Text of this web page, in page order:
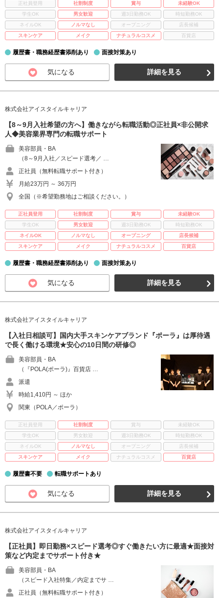
正社員登用 社割制度 賞与
未経験OK
学生OK
男女歓迎 週3日勤務OK
時短勤務OK
ネイルOK
ノルマなし オープニング
店長候補
スキンケア
メイク ナチュラルコスメ 百貨店
履歴書・職務経歴書添削あり 面接対策あり
気になる 詳細を見る
株式会社アイスタイルキャリア
【8～9月入社希望の方へ】働きながら転職活動◎正社員×非公開求
人◆美容業界専門の転職サポート
美容部員・BA
（8～9月入社／スピード選考／ …
正社員（無料転職サポート付き）
月給23万円 ～ 36万円
全国（※希望勤務地はご相談ください。）
正社員登用 社割制度 賞与
未経験OK
学生OK
男女歓迎 週3日勤務OK
時短勤務OK
ネイルOK
ノルマなし オープニング
店長候補
スキンケア
メイク ナチュラルコスメ 百貨店
履歴書・職務経歴書添削あり 面接対策あり
気になる 詳細を見る
株式会社アイスタイルキャリア
【入社日相談可】国内大手スキンケアブランド『ポーラ』は厚待遇
で長く働ける環境★安心の10日間の研修◎
美容部員・BA
（『POLA(ポーラ)』百貨店 …
派遣
時給1,410円 ～ ほか
関東（POLA／ポーラ）
正社員登用 社割制度 賞与
未経験OK
学生OK
男女歓迎 週3日勤務OK
時短勤務OK
ネイルOK
ノルマなし オープニング
店長候補
スキンケア
メイク ナチュラルコスメ 百貨店
履歴書不要 転職サポートあり
気になる 詳細を見る
株式会社アイスタイルキャリア
【正社員】即日勤務×スピード選考◎すぐ働きたい方に最適★面接対
策など内定までサポート付き★
美容部員・BA
（スピード入社特集／内定までサ …
正社員（無料転職サポート付き）